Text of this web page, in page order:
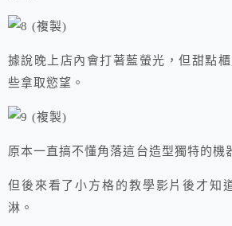
據說晚上店內會打著藍螢光，但甜點
些拿取慾望。
原本一直搞不懂角落這台造型獨特的機
但後來看了小方格的教學影片後才知
淋。